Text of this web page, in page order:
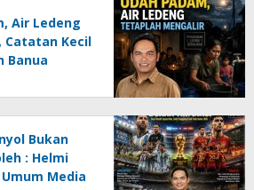
Air Ledeng
Catatan Kecil
Banua
Oleh :
Bukan
: Helmi
Media